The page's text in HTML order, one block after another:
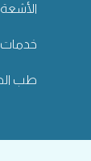
خدمات
طب